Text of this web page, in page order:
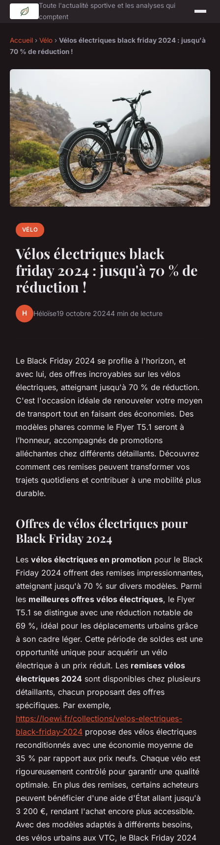
Toute l'actualité sportive et les analyses qui
comptent
Accueil › Vélo › Vélos électriques black friday 2024 : jusqu'à
70 % de réduction !
VÉLO
Vélos électriques black
friday 2024 : jusqu'à 70 % de
réduction !
H Héloïse19 octobre 20244 min de lecture
Le Black Friday 2024 se profile à l'horizon, et
avec lui, des offres incroyables sur les vélos
électriques, atteignant jusqu'à 70 % de réduction.
C'est l'occasion idéale de renouveler votre moyen
de transport tout en faisant des économies. Des
modèles phares comme le Flyer T5.1 seront à
l’honneur, accompagnés de promotions
alléchantes chez différents détaillants. Découvrez
comment ces remises peuvent transformer vos
trajets quotidiens et contribuer à une mobilité plus
durable.
Offres de vélos électriques pour
Black Friday 2024
Les vélos électriques en promotion pour le Black
Friday 2024 offrent des remises impressionnantes,
atteignant jusqu'à 70 % sur divers modèles. Parmi
les meilleures offres vélos électriques, le Flyer
T5.1 se distingue avec une réduction notable de
69 %, idéal pour les déplacements urbains grâce
à son cadre léger. Cette période de soldes est une
opportunité unique pour acquérir un vélo
électrique à un prix réduit. Les remises vélos
électriques 2024 sont disponibles chez plusieurs
détaillants, chacun proposant des offres
spécifiques. Par exemple,
https://loewi.fr/collections/velos-electriques-
black-friday-2024 propose des vélos électriques
reconditionnés avec une économie moyenne de
35 % par rapport aux prix neufs. Chaque vélo est
rigoureusement contrôlé pour garantir une qualité
optimale. En plus des remises, certains acheteurs
peuvent bénéficier d'une aide d'État allant jusqu'à
3 200 €, rendant l'achat encore plus accessible.
Avec des modèles adaptés à différents besoins,
des vélos urbains aux VTC, le Black Friday 2024